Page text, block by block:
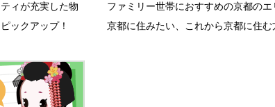
ィが充実した物
ックアップ！
ファミリー世帯におすすめの京都のエ
京都に住みたい、これから京都に住む